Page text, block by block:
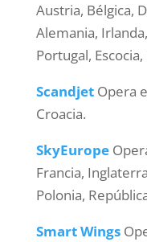
Austria, Bélgica,
Alemania,
Portugal, Escocia,
ScandjetOpera
Croacia.
SkyEurope
Francia,
Polonia,
Smart Wings